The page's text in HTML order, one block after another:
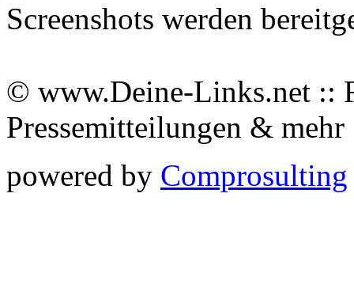
Screenshots werden
© www.Deine-Links.net ::
Pressemitteilungen &
powered by Comprosulting